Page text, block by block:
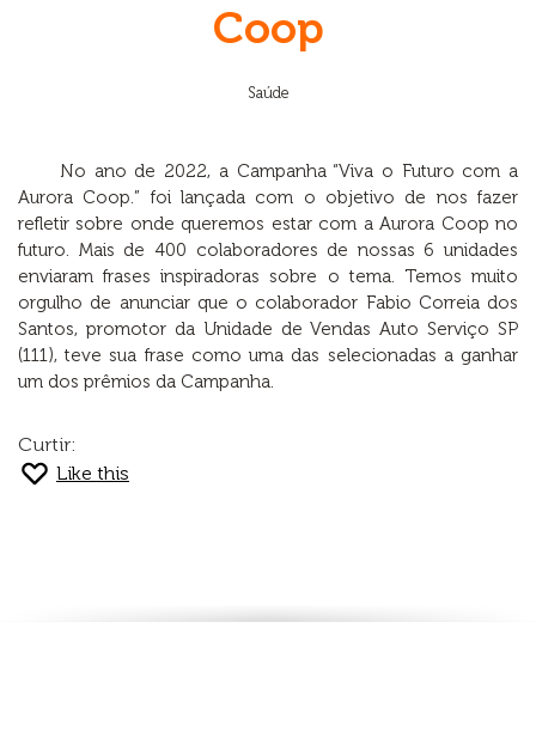
Coop
Saúde
No ano de 2022, a Campanha “Viva o Futuro com a
Aurora Coop.” foi lançada com o objetivo de nos fazer
refletir sobre onde queremos estar com a Aurora Coop no
futuro. Mais de 400 colaboradores de nossas 6 unidades
enviaram frases inspiradoras sobre o tema. Temos muito
orgulho de anunciar que o colaborador Fabio Correia dos
Santos, promotor da Unidade de Vendas Auto Serviço SP
(111), teve sua frase como uma das selecionadas a ganhar
um dos prêmios da Campanha.
Curtir:
Like this